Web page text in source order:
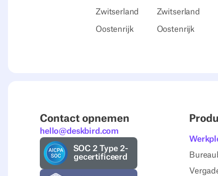
Zwitserland
Oostenrijk
Zwitserland
Oostenrijk
Contact opnemen
hello@deskbird.com
SOC 2 Type 2-
gecertificeerd